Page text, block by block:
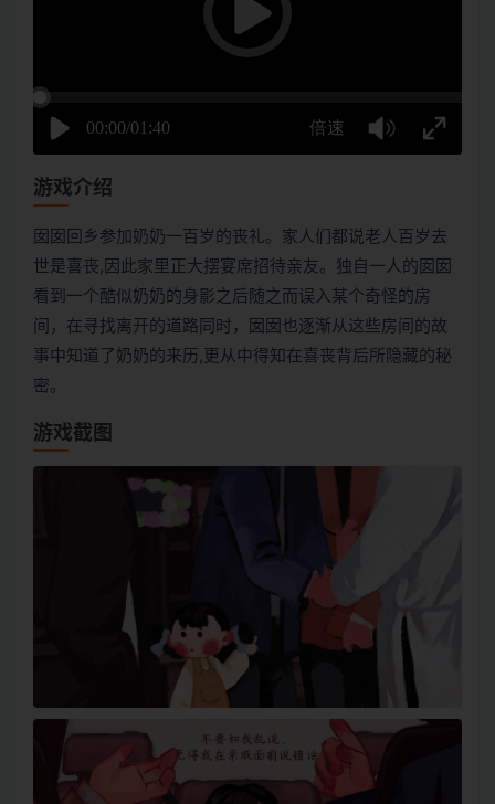
游戏介绍
囡囡回乡参加奶奶一百岁的丧礼。家人们都说老人百岁去
世是喜丧,因此家里正大摆宴席招待亲友。独自一人的囡囡
看到一个酷似奶奶的身影之后随之而误入某个奇怪的房
间，在寻找离开的道路同时，囡囡也逐渐从这些房间的故
事中知道了奶奶的来历,更从中得知在喜丧背后所隐藏的秘
密。
游戏截图